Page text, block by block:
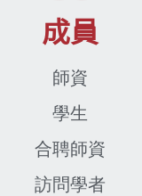
成員
師資
學生
合聘師資
訪問學者